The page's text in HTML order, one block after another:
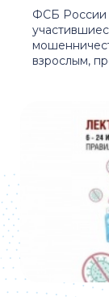
ФСБ России
взрослым,